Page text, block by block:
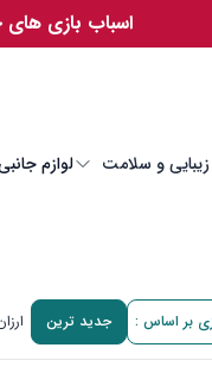
اسباب بازی های
زیبایی و سلامت لوازم
بر اساس : جدید ترین